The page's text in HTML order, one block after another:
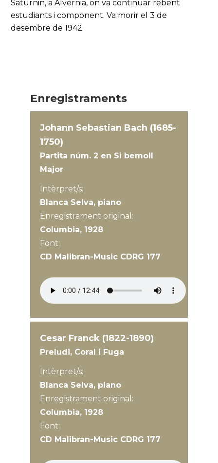
Saturnin, a Alvèrnia, on va continuar rebent
estudiants i component. Va morir el 3 de
desembre de 1942.
Enregistraments
Johann Sebastian Bach (1685-
1750)
Partita núm. 2 en Si bemoll
Major
Intèrpret/s:
Blanca Selva, piano
Enregistrament original:
Columbia, 1928
Font:
CD Malibran-Music CDRG 177
Cesar Franck (1822-1890)
Preludi, Coral i Fuga
Intèrpret/s:
Blanca Selva, piano
Enregistrament original:
Columbia, 1928
Font:
CD Malibran-Music CDRG 177